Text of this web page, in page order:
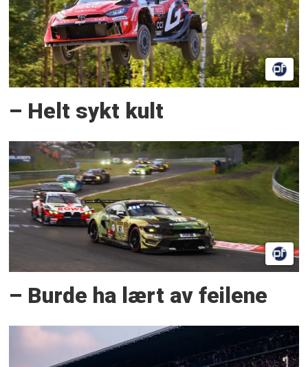
– Helt sykt kult
– Burde ha lært av feilene